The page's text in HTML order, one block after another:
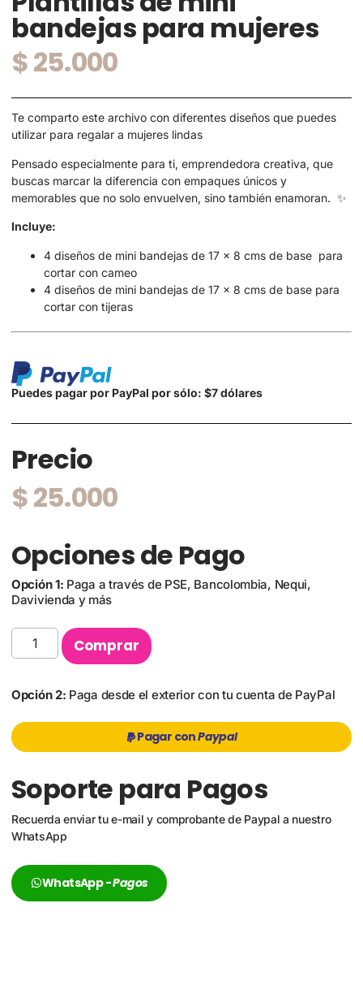
bandejas para mujeres
$25.000
Te comparto este archivo con diferentes diseños que puedes
utilizar para regalar a mujeres lindas
Pensado especialmente para ti, emprendedora creativa, que
buscas marcar la diferencia con empaques únicos y
memorables que no solo envuelven, sino también enamoran. ✨
Incluye:
4 diseños de mini bandejas de 17 x 8 cms de base para
cortar con cameo
4 diseños de mini bandejas de 17 x 8 cms de base para
cortar con tijeras
Puedes pagar por PayPal por sólo: $7 dólares
Precio
$25.000
Opciones de Pago
Opción 1: Paga a través de PSE, Bancolombia, Nequi,
Davivienda y más
Comprar
Opción 2: Paga desde el exterior con tu cuenta de PayPal
Pagar conPaypal
Soporte para Pagos
Recuerda enviar tu e-mail y comprobante de Paypal a nuestro
WhatsApp
WhatsApp -Pagos